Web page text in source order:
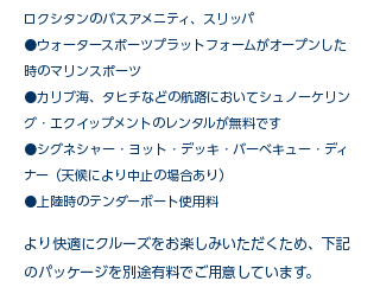
ロクシタンのバスアメニティ、スリッパ
●ウォータースポーツプラットフォームがオープンした
時のマリンスポーツ
●カリブ海、タヒチなどの航路においてシュノーケリン
グ・エクイップメントのレンタルが無料です
​●シグネシャー・ヨット・デッキ・バーベキュー・ディ
ナー（天候により中止の場合あり）
●上陸時のテンダーボート使用料
​より快適にクルーズをお楽しみいただくため、下記
のパッケージを別途有料でご用意しています。​